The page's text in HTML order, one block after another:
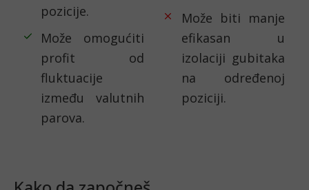
pozicije.
Može omogućiti
profit od
fluktuacije
između valutnih
parova.
Može biti manje
efikasan u
izolaciji gubitaka
na određenoj
poziciji.